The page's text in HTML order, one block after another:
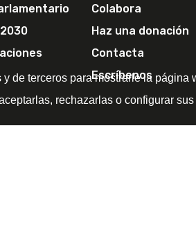
Colabora
Haz una donación
Contacta
Escríbenos
de terceros para mostrarle la
rechazarlas o configurar